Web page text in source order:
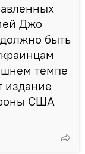
Джо
быть
темпе
издание
США